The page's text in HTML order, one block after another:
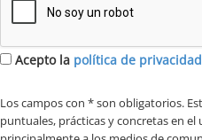
Acepto la política de privacidad
Los campos con * son obligatorios